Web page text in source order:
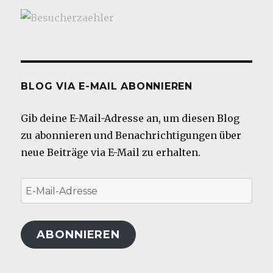
BLOG VIA E-MAIL ABONNIEREN
Gib deine E-Mail-Adresse an, um diesen Blog
zu abonnieren und Benachrichtigungen über
neue Beiträge via E-Mail zu erhalten.
E-
Mail-
Adresse
ABONNIEREN